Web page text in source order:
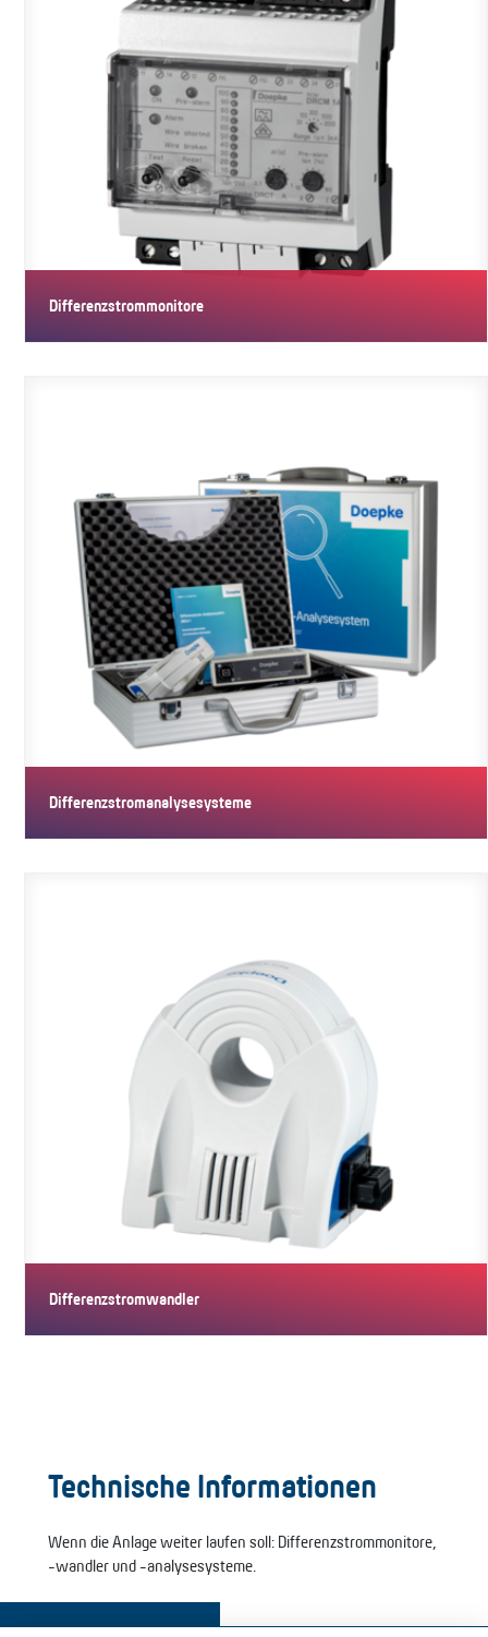
Differenzstrommonitore
Differenzstrom-Überwachungsgeräte (RCM) erfassen zuverlässig
Differenzstromanalysesysteme
Differenzstromanalysesysteme helfen, wenn allstromsensitive…
Differenzstromwandler
Differenzstromwandler werden in Kombination mit
Technische Informationen
Wenn die Anlage weiter laufen soll: Differenzstrommonitore,
-wandler und -analysesysteme.